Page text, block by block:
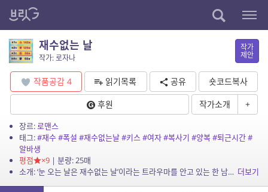
재수없는 날
작가: 로자나
작가
제안
작품공감 4 읽기목록 공유
숏코드복사
후원
작가소개 +
장르:로맨스
태그:#재수#폭설 #재수없는날#키스#여자#복사기 #양복#퇴근시간#
알바생
평점
×9| 분량: 25매
소개: ‘눈 오는 날은 재수없는 날’이라는 트라우마를 안고 있는 한 남자가 폭설이 내린 어느 날 또 재수없는 하루를 겪게되는 이야기. 더보기